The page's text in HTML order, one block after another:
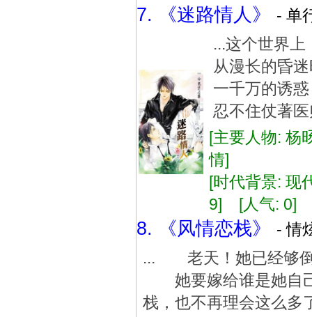
7. 《迷路情人》
- 单
...这个世界
从漫长的昏
一千万的诱
忍不住仗著
[主要人物:
情]
[时代背景:
9] [人气: 0]
8. 《风情恋栈》
- 情
... 老天！她已经够倒
她要嫁给谁是她自
栈，也不再理会这么